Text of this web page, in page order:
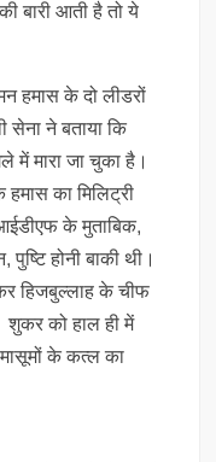
बारी आती है तो ये
हमास के दो लीडरों
सेना ने बताया कि
में मारा जा चुका है।
हमास का मिलिट्री
के मुताबिक,
होनी बाकी थी।
हिजबुल्लाह के चीफ
को हाल ही में
के कत्ल का